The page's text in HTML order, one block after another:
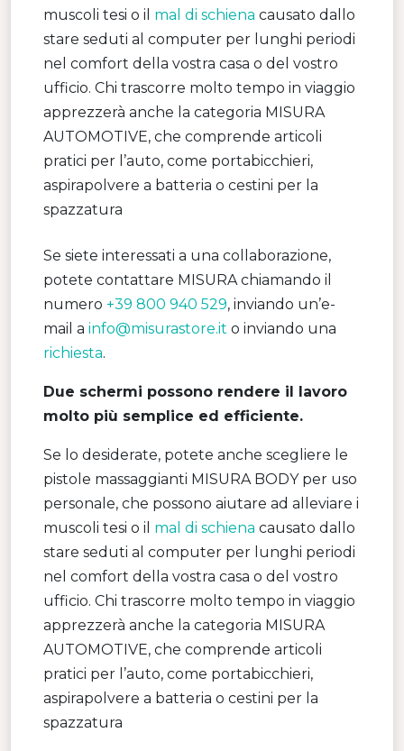
muscoli tesi o il mal di schiena causato dallo
stare seduti al computer per lunghi periodi
nel comfort della vostra casa o del vostro
ufficio. Chi trascorre molto tempo in viaggio
apprezzerà anche la categoria MISURA
AUTOMOTIVE, che comprende articoli
pratici per l’auto, come portabicchieri,
aspirapolvere a batteria o cestini per la
spazzatura
Se siete interessati a una collaborazione,
potete contattare MISURA chiamando il
numero +39 800 940 529, inviando un’e-
mail a info@misurastore.it o inviando una
richiesta.
Due schermi possono rendere il lavoro
molto più semplice ed efficiente.
Se lo desiderate, potete anche scegliere le
pistole massaggianti MISURA BODY per uso
personale, che possono aiutare ad alleviare i
muscoli tesi o il mal di schiena causato dallo
stare seduti al computer per lunghi periodi
nel comfort della vostra casa o del vostro
ufficio. Chi trascorre molto tempo in viaggio
apprezzerà anche la categoria MISURA
AUTOMOTIVE, che comprende articoli
pratici per l’auto, come portabicchieri,
aspirapolvere a batteria o cestini per la
spazzatura